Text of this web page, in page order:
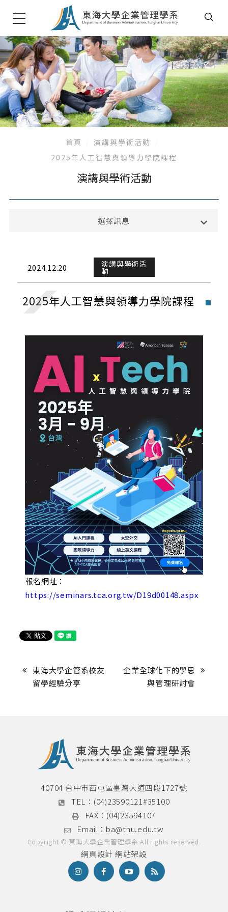
首頁
演講與學術活動
2025年人工智慧與領導力學院課程
演講與學術活動
選擇訊息
校外活動
校內活動
獎學金公告
榮譽榜
招生公告
2024.12.20 演講與學術活
動
2025年人工智慧與領導力學院課程
報名網址：
https://seminars.tca.org.tw/D19d00148.aspx
東海大學企管系校友
留學經驗分享
企業全球化下的學思
與管理研討會
40704 台中市西屯區臺灣大道四段1727號
TEL： (04)23590121#35100
FAX： (04)23594107
Email： ba@thu.edu.tw
Copyright © 東海大學企業管理學系 All rights reserved.
網頁設計 網站架設